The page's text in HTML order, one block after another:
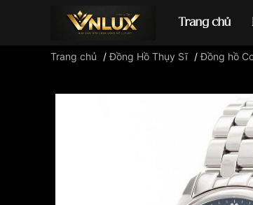
Trang chủ
Trang chủ /Đồng Hồ Thụy Sĩ /Đồng hồ